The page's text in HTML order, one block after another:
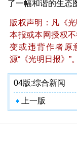
了一幅和谐的生态
版权声明：凡《
本报或本网授权
变或违背作者原
源“《光明日报》”。
04版:综合新闻
上一版